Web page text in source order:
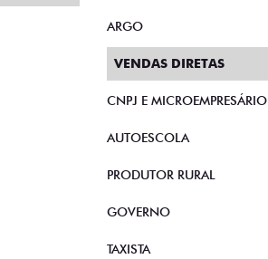
ARGO
VENDAS DIRETAS
CNPJ E MICROEMPRESÁRIO
AUTOESCOLA
PRODUTOR RURAL
GOVERNO
TAXISTA